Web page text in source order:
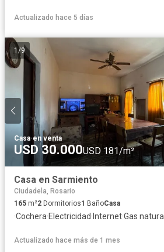
Actualizado hace 5 días
1/9
Casa·en venta
USD 30.000USD 181/m²
Casa en Sarmiento
Ciudadela, Rosario
165 m²2 Dormitorios1 BañoCasa
·Cochera·Electricidad· Internet·Gas natural
Actualizado hace más de 1 mes